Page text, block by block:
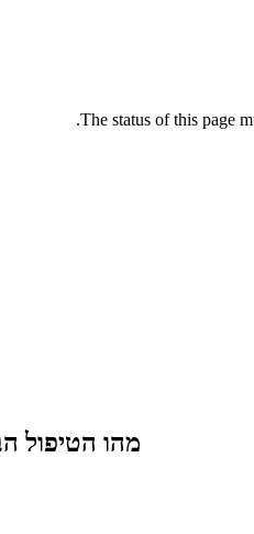
The status of this page
מהו הטיפול